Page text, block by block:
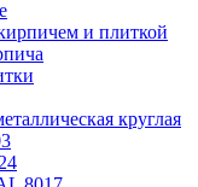
и плиткой
круглая